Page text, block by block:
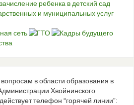
в области образования в
Хвойнинского
телефон “горячей линии”: